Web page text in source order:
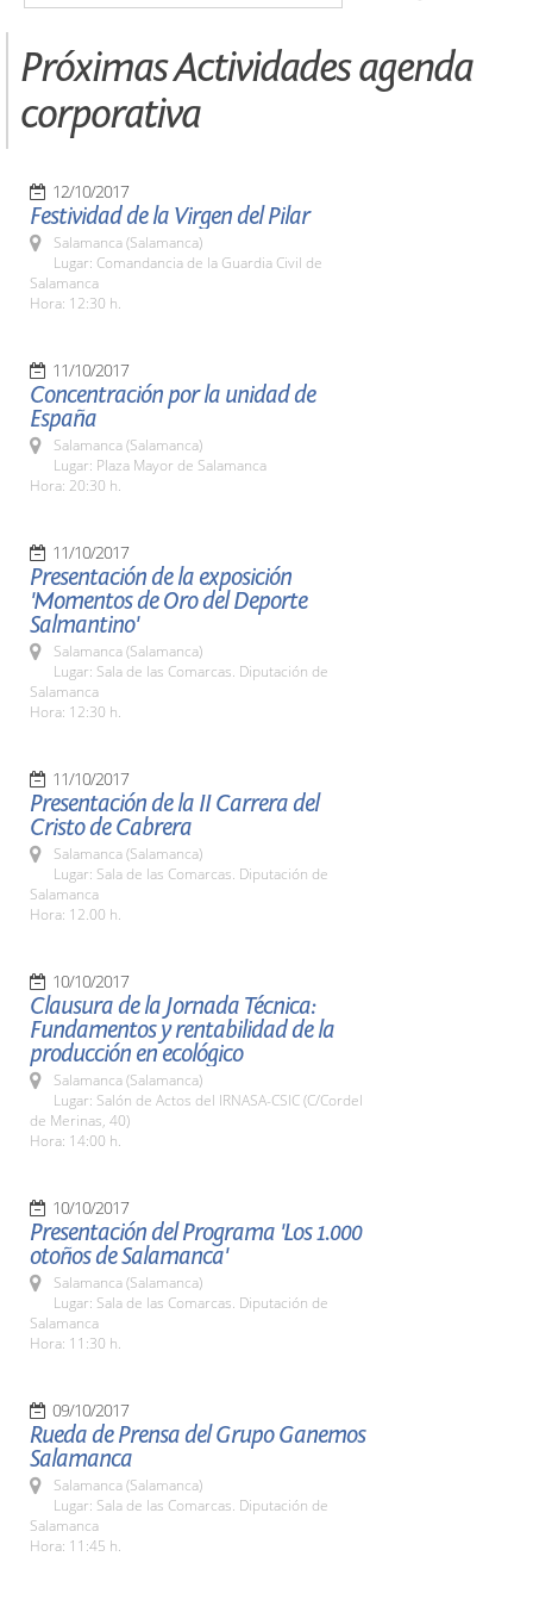
Próximas Actividades agenda
corporativa
12/10/2017
Festividad de la Virgen del Pilar
Salamanca (Salamanca)
Lugar: Comandancia de la Guardia Civil de
Salamanca
Hora: 12:30 h.
11/10/2017
Concentración por la unidad de
España
Salamanca (Salamanca)
Lugar: Plaza Mayor de Salamanca
Hora: 20:30 h.
11/10/2017
Presentación de la exposición
'Momentos de Oro del Deporte
Salmantino'
Salamanca (Salamanca)
Lugar: Sala de las Comarcas. Diputación de
Salamanca
Hora: 12:30 h.
11/10/2017
Presentación de la II Carrera del
Cristo de Cabrera
Salamanca (Salamanca)
Lugar: Sala de las Comarcas. Diputación de
Salamanca
Hora: 12.00 h.
10/10/2017
Clausura de la Jornada Técnica:
Fundamentos y rentabilidad de la
producción en ecológico
Salamanca (Salamanca)
Lugar: Salón de Actos del IRNASA-CSIC (C/Cordel
de Merinas, 40)
Hora: 14:00 h.
10/10/2017
Presentación del Programa 'Los 1.000
otoños de Salamanca'
Salamanca (Salamanca)
Lugar: Sala de las Comarcas. Diputación de
Salamanca
Hora: 11:30 h.
09/10/2017
Rueda de Prensa del Grupo Ganemos
Salamanca
Salamanca (Salamanca)
Lugar: Sala de las Comarcas. Diputación de
Salamanca
Hora: 11:45 h.